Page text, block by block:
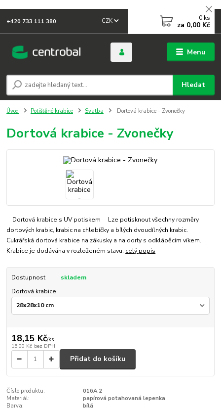
Menu
CZK
Hledat
+420 733 111 380 0 ks
za 0,00 Kč
Úvod Potištěné krabice Svatba Dortová krabice - Zvonečky
Dortová krabice - Zvonečky
Dortová krabice s UV potiskem Lze potisknout všechny rozměry
dortových krabic, krabic na chlebíčky a bílých dvoudílných krabic.
Cukrářská dortová krabice na zákusky a na dorty s odklápěcím víkem.
Krabice je dodávána v rozloženém stavu. celý popis
Dostupnost
skladem
Dortová krabice
18,15 Kč/ks
15,00 Kč bez DPH
Přidat do košíku
Číslo produktu:
016A 2
Materiál:
papírová potahovaná lepenka
Barva:
bílá